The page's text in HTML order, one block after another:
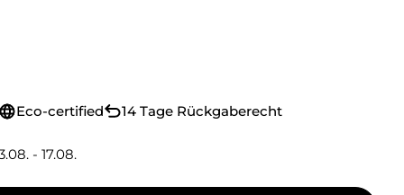
Eco-certified 14 Tage Rückgaberecht
- 17.08.